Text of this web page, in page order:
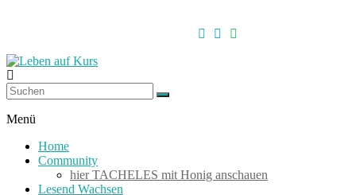
Leben
auf
Kurs
Werkzeuge
Menü
Home
Community
hier TACHELES mit Honig anschauen
Lesend Wachsen